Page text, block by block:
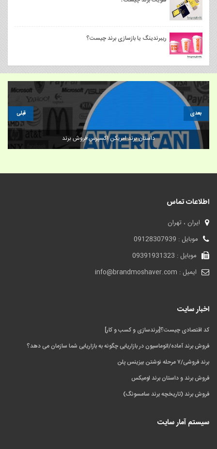
ریبرندینگ یا بازسازی برند چیست؟
فروش برند/چند روش بازاریابی موفق و خدمات به مشتریان
قبلی بعدی
اطلاعات تماس
ایران ، تهران
موبایل : 09128307939
موبایل : 09391931323
ایمیل : info@brandmoshaver.com
اخبار سایت
کد اقتصادی چیست؟[برندسازی و کسب و کار]
فروش برند آماده/اتوماسیون در بازاریابی چگونه به بازاریابی شما سازمان می‌ دهد؟
برند فروشی/۷ مرحله نوشتن بیزینس پلن
فروش برند و داستان برند لومیکس
فروش برند (تاریخچه برند سامسونگ)
سیستم آمار سایت